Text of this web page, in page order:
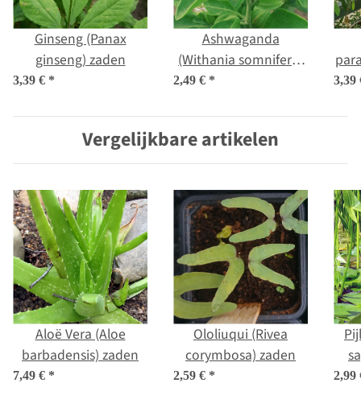
Ginseng (Panax
ginseng) zaden
3,39 € *
Ashwaganda
(Withania somnifera)
2,49 € * 3,39
Vergelijkbare artikelen
Aloë Vera (Aloe
barbadensis) zaden
7,49 € *
Ololiuqui (Rivea
corymbosa) zaden
2,59 € * 2,99